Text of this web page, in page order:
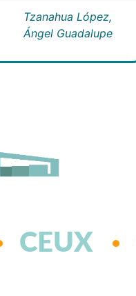
Tzanahua López,
Ángel Guadalupe
CEUX